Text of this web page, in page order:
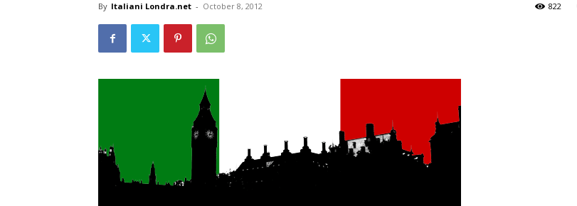
By Italiani Londra.net - October 8, 2012 822